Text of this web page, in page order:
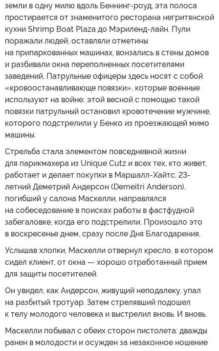
земли в одну милю вдоль Беннинг-роуд, эта полоса
простирается от знаменитого ресторана негритянской
кухни Shrimp Boat Plaza до Мэриленд-лайн. Пули
поражали людей, оставляли отметины
на припаркованных машинах, вонзались в стены домов
и разбивали окна переполненных посетителями
заведений. Патрульные офицеры здесь носят с собой
«кровоостанавливающе повязки», которые военные
используют на войне; этой весной с помощью такой
повязки патрульный остановил кровотечение мужчине,
которого подстрелили у Бенко из проезжающей мимо
машины.
Стрельба стала элементом повседневной жизни
для парикмахера из Unique Cutz и всех тех, кто живет,
работает и делает покупки в Маршалл-Хайтс. 23-
летний Деметрий Андерсон (Demeitri Anderson),
погибший у салона Маскелли, направлялся
на собеседование в поисках работы в фастфудной
забегаловке, когда его подстрелили. Произошло это
в воскресенье днем, сразу после Дня Благодарения.
Услышав хлопки, Маскелли отвернул кресло, в котором
сидел клиент, от окна — хорошо отработанный прием
для защиты посетителей.
Он увидел, как Андерсон, живущий неподалеку, упал
на разбитый тротуар. Затем стрелявший подошел
к телу молодого человека и выстрелил вновь. И вновь.
Маскелли побывал с обеих сторон пистолета: дважды
ранен в молодости и осужден за незаконное ношение